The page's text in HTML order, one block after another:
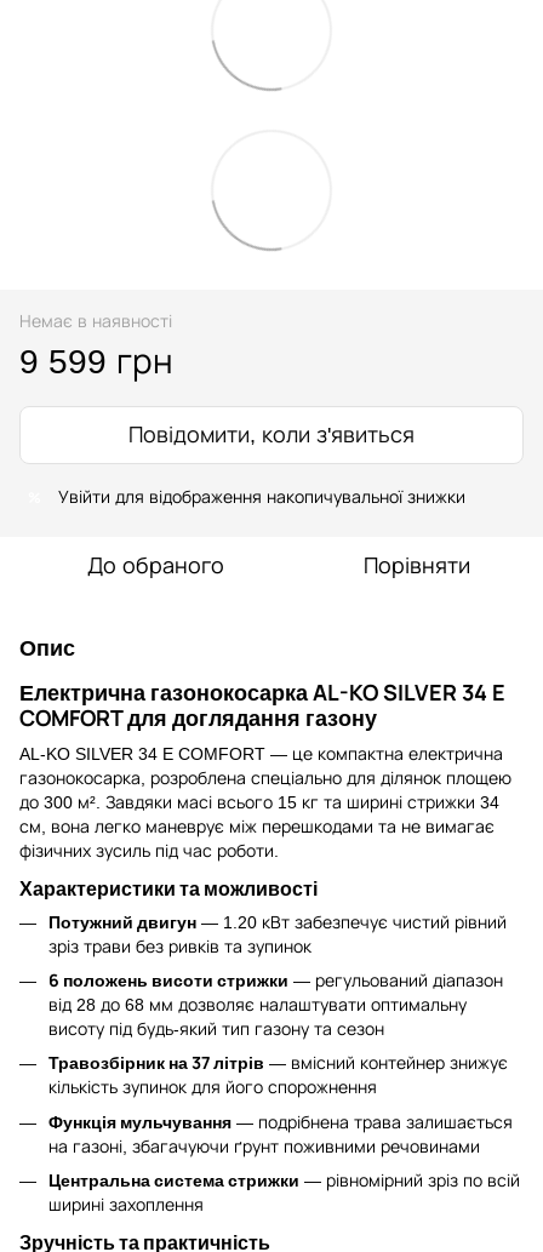
Немає в наявності
9 599 грн
Повідомити, коли з'явиться
Увійти для відображення накопичувальної знижки
До обраного Порівняти
Опис
Електрична газонокосарка AL-KO SILVER 34 E
COMFORT для доглядання газону
AL-KO SILVER 34 E COMFORT — це компактна електрична
газонокосарка, розроблена спеціально для ділянок площею
до 300 м². Завдяки масі всього 15 кг та ширині стрижки 34
см, вона легко маневрує між перешкодами та не вимагає
фізичних зусиль під час роботи.
Характеристики та можливості
Потужний двигун — 1.20 кВт забезпечує чистий рівний
зріз трави без ривків та зупинок
6 положень висоти стрижки — регульований діапазон
від 28 до 68 мм дозволяє налаштувати оптимальну
висоту під будь-який тип газону та сезон
Травозбірник на 37 літрів — вмісний контейнер знижує
кількість зупинок для його спорожнення
Функція мульчування — подрібнена трава залишається
на газоні, збагачуючи ґрунт поживними речовинами
Центральна система стрижки — рівномірний зріз по всій
ширині захоплення
Зручність та практичність